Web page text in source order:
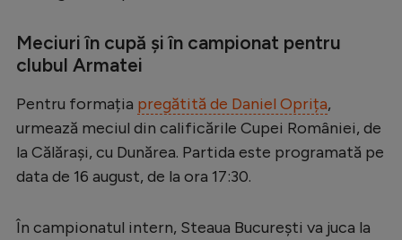
Meciuri în cupă și în campionat pentru
clubul Armatei
Pentru formația pregătită de Daniel Oprița,
urmează meciul din calificările Cupei României, de
la Călărași, cu Dunărea. Partida este programată pe
data de 16 august, de la ora 17:30.
În campionatul intern, Steaua București va juca la